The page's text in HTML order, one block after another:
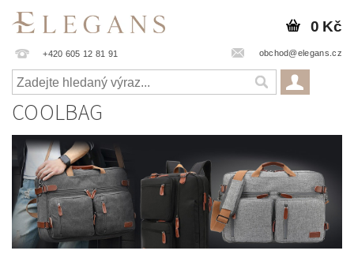
+420 605 12 81 91 obchod@elegans.cz
0 Kč
COOLBAG